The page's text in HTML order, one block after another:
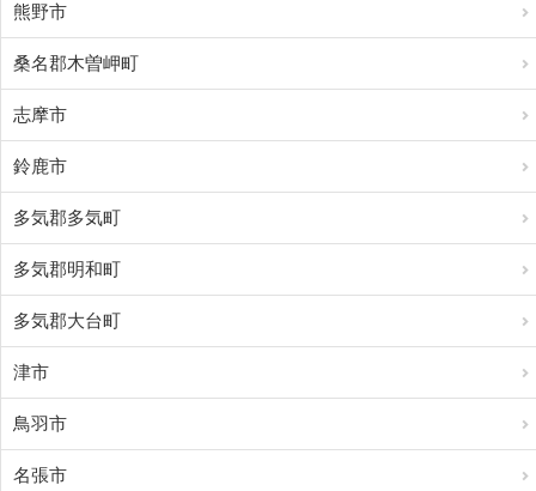
熊野市
桑名郡木曽岬町
志摩市
鈴鹿市
多気郡多気町
多気郡明和町
多気郡大台町
津市
鳥羽市
名張市